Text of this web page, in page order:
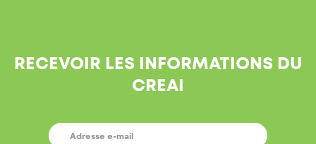
RECEVOIR LES INFORMATIONS DU
CREAI
E-
MAIL *